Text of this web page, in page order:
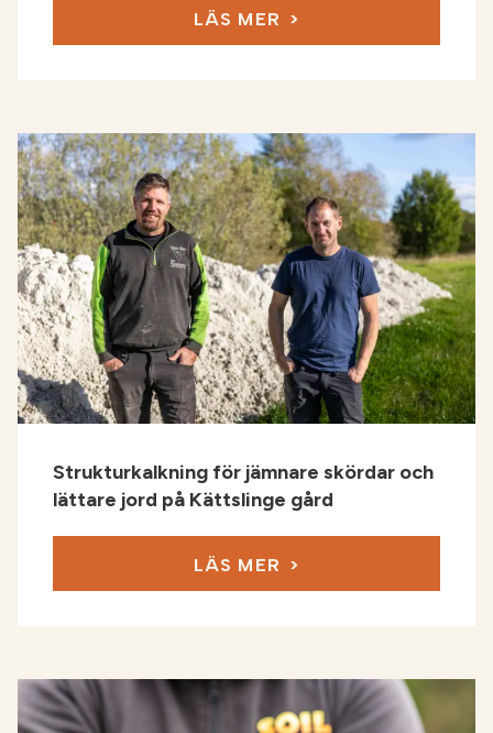
LÄS MER
Strukturkalkning för jämnare skördar och
lättare jord på Kättslinge gård
LÄS MER